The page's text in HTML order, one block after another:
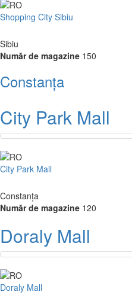
Shopping City Sibiu
Sibiu
Număr de magazine 150
Constanța
City Park Mall
City Park Mall
Constanța
Număr de magazine 120
Doraly Mall
Doraly Mall